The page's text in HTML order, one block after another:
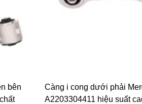
bên
Càng i cong dưới phải
A2203304411 hiệu suất